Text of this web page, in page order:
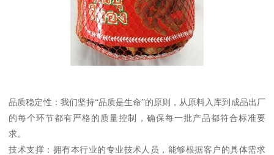
品质稳定性：我们坚持“品质是生命”的原则，从原料入库到成品出厂
的每个环节都有严格的质量控制，确保每一批产品都符合标准要
求。
技术支撑：拥有本行业的专业技术人员，能够根据客户的具体需求